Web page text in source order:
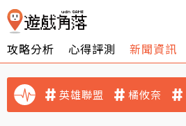
攻略分析 心得評測 新聞資訊
英雄聯盟 橘攸奈